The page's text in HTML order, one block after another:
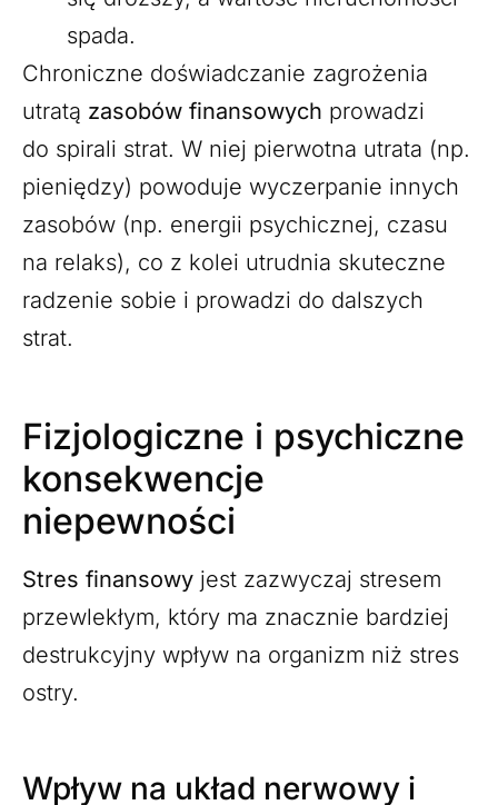
spada.
Chroniczne doświadczanie zagrożenia
utratą zasobów finansowych prowadzi
do spirali strat. W niej pierwotna utrata (np.
pieniędzy) powoduje wyczerpanie innych
zasobów (np. energii psychicznej, czasu
na relaks), co z kolei utrudnia skuteczne
radzenie sobie i prowadzi do dalszych
strat.
Fizjologiczne i psychiczne
konsekwencje
niepewności
Stres finansowy jest zazwyczaj stresem
przewlekłym, który ma znacznie bardziej
destrukcyjny wpływ na organizm niż stres
ostry.
Wpływ na układ nerwowy i